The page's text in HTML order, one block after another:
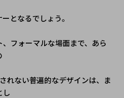
となるでしょう。
フォーマルな場面まで、あら
れない普遍的なデザインは、ま
し